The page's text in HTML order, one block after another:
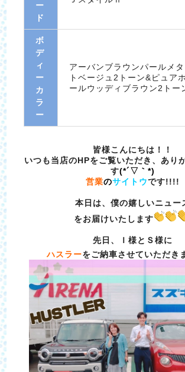
ー
ド
ボ
デ
ィ
ー
カ
ラ
ー
アーバンブラウンパールメ
トベージュ2トーン&ピュア
ールウッディブラウン2トー
皆様こんにちは！！
いつも当店のHPをご覧いただき、あり
す(*´▽｀*)
営業のサイトウです!!!!
本日は、僕の嬉しいニュー
をお届けいたします
先日、Ｉ様とＳ様に
ハスラーをご納車させていただき